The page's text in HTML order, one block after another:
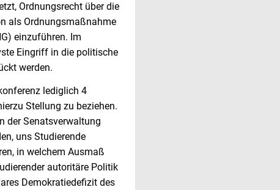
Ordnungsrecht über die
als Ordnungsmaßnahme
einzuführen. Im
Eingriff in die politische
werden.
lediglich 4
Stellung zu beziehen.
der Senatsverwaltung
uns Studierende
in welchem Ausmaß
autoritäre Politik
Demokratiedefizit des